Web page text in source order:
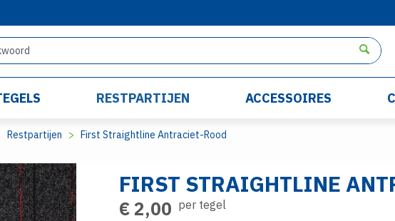
RESTPARTIJEN ACCESSOIRES
Restpartijen First Straightline Antraciet-Rood
FIRST STRAIGHTLINE
€ 2,00 per tegel